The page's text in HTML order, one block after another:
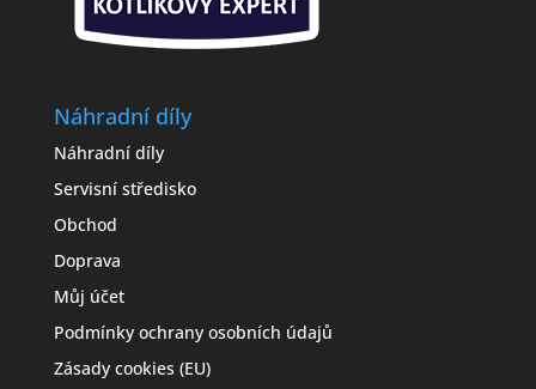
Náhradní díly
Náhradní díly
Servisní středisko
Obchod
Doprava
Můj účet
Podmínky ochrany osobních údajů
Zásady cookies (EU)